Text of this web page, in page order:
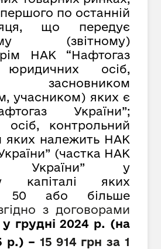
по останній
що передує
(звітному)
НАК “Нафтогаз
юридичних осіб,
засновником
учасником) яких є
України”;
осіб, контрольний
яких належить НАК
(частка НАК
України” у
капіталі яких
50 або більше
з договорами
у грудні 2024 р. (на
р.) – 15 914 грн за 1